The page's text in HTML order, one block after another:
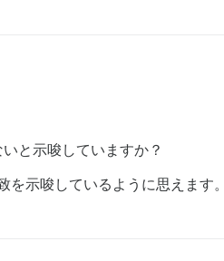
と示唆していますか？
示唆しているように思えます。